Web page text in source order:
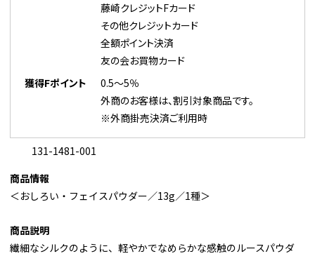
藤崎クレジットFカード
その他クレジットカード
全額ポイント決済
友の会お買物カード
獲得Fポイント
0.5～5％
外商のお客様は、割引対象商品です。
※外商掛売決済ご利用時
131-1481-001
商品情報
＜おしろい・フェイスパウダー／13g／1種＞
商品説明
繊細なシルクのように、軽やかでなめらかな感触のルースパウダ